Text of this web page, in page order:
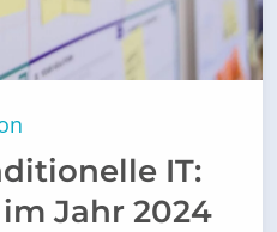
IT:
Jahr 2024